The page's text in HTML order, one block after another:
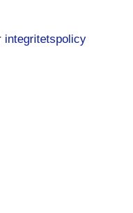
integritetspolicy